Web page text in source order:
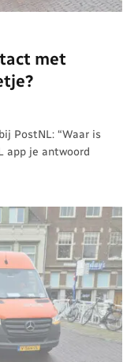
met
PostNL: “Waar is
app je antwoord